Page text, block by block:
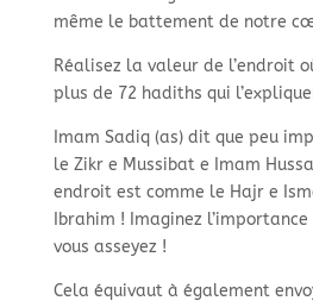
même le battement de notre
Réalisez la valeur de l’endroit
plus de 72 hadiths qui
Imam Sadiq (as) dit que peu
le Zikr e Mussibat e Imam
endroit est comme le Hajr e
Ibrahim ! Imaginez
vous asseyez !
Cela équivaut à également